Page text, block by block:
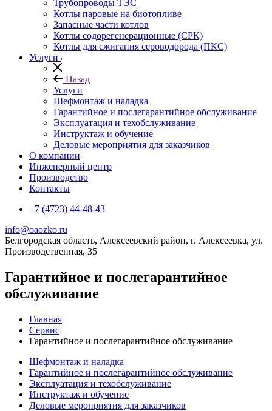
Трубопроводы ТЭС
Котлы паровые на биотопливе
Запасные части котлов
Котлы содорегенерационные (СРК)
Котлы для сжигания сероводорода (ПКС)
Услуги
Назад
Услуги
Шефмонтаж и наладка
Гарантийное и послегарантийное обслуживание
Эксплуатация и техобслуживание
Инструктаж и обучение
Деловые мероприятия для заказчиков
О компании
Инженерный центр
Производство
Контакты
+7 (4723) 44-48-43
info@oaozko.ru
Белгородская область, Алексеевский район, г. Алексеевка, ул.
Производственная, 35
Гарантийное и послегарантийное
обслуживание
Главная
Сервис
Гарантийное и послегарантийное обслуживание
Шефмонтаж и наладка
Гарантийное и послегарантийное обслуживание
Эксплуатация и техобслуживание
Инструктаж и обучение
Деловые мероприятия для заказчиков